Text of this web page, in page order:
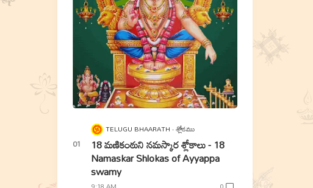
TELUGU BHAARATH శ్లోకము
18 మణికంఠుని నమస్కార శ్లోకాలు - 18
Namaskar Shlokas of Ayyappa
swamy